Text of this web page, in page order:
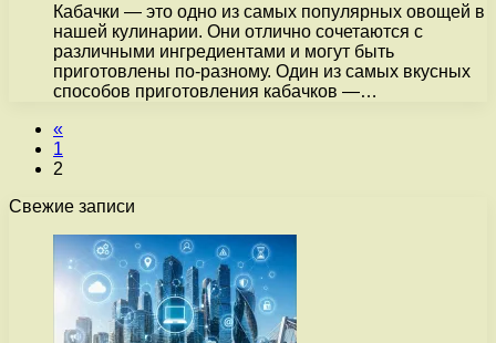
Кабачки — это одно из самых популярных овощей в
нашей кулинарии. Они отлично сочетаются с
различными ингредиентами и могут быть
приготовлены по-разному. Один из самых вкусных
способов приготовления кабачков —…
«
1
2
Свежие записи